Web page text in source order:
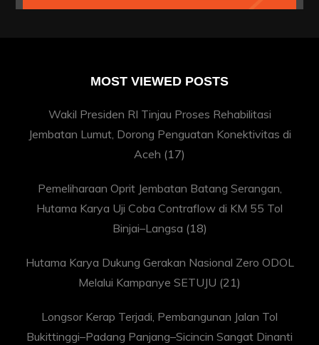
MOST VIEWED POSTS
Wakil Presiden RI Tinjau Proses Rehabilitasi
Jembatan Lumut, Dorong Penguatan Konektivitas di
Aceh (17)
Pemeliharaan Oprit Jembatan Batang Serangan,
Hutama Karya Uji Coba Contraflow di KM 55 Tol
Binjai–Langsa (18)
Hutama Karya Dukung Gerakan Nasional Zero ODOL
Melalui Kampanye SETUJU (21)
Longsor Kerap Terjadi, Pembangunan Jalan Tol
Bukittinggi–Padang Panjang–Sicincin Sangat Dinanti